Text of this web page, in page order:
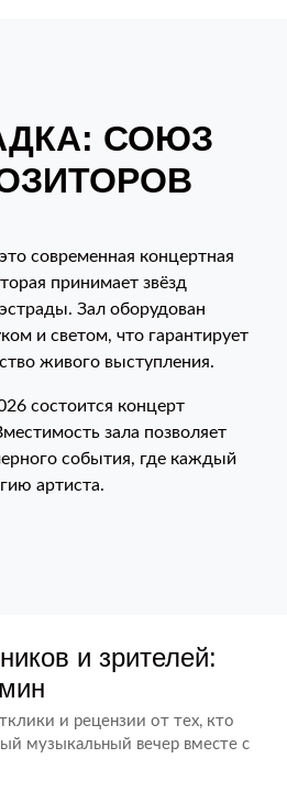
СОЮЗ
современная концертная
принимает звёзд
Зал оборудован
и светом, что гарантирует
живого выступления.
состоится концерт
зала позволяет
события, где каждый
артиста.
и зрителей:
и рецензии от тех, кто
музыкальный вечер вместе с